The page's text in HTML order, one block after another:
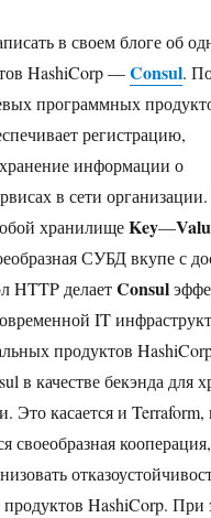
в своем блоге об
HashiCorp —Consul.
программных
регистрацию,
информации о
в сети
хранилищеKey—
СУБД вкупе с
HTTP делаетConsul
IT
продуктов
в качестве бекэнда для
Это касается и
своеобразная
продуктов HashiCorp. При